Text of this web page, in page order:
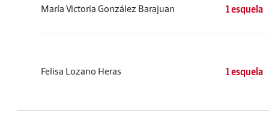
María Victoria González Barajuan 1 esquela
Felisa Lozano Heras 1 esquela